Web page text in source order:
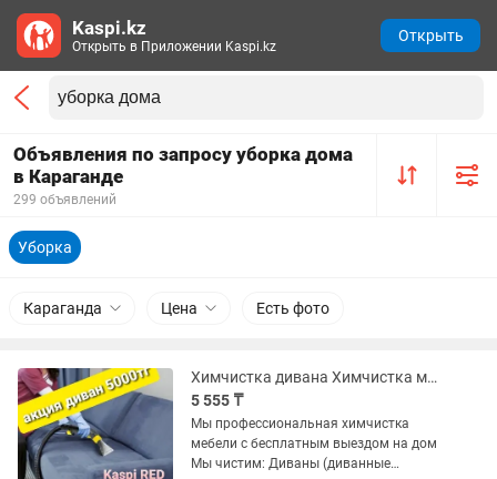
Объявления по запросу уборка дома
в Караганде
299 объявлений
Уборка
Караганда Цена Есть фото
Химчистка дивана Химчистка мягкой мебели
5 555 ₸
Мы профессиональная химчистка
мебели с бесплатным выездом на дом
Мы чистим: Диваны (диванные
Kaspi.kz
Открыть в Приложении Kaspi.kz
Открыть